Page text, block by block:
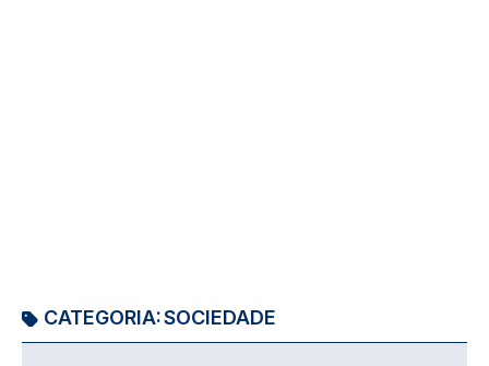
CATEGORIA:SOCIEDADE